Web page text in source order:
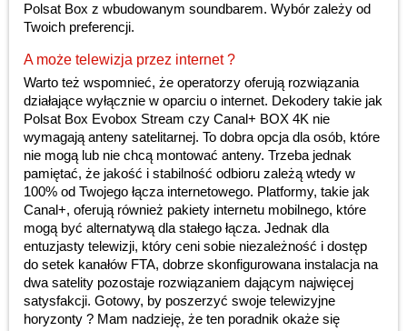
Polsat Box z wbudowanym soundbarem. Wybór zależy od
Twoich preferencji.
A może telewizja przez internet ?
Warto też wspomnieć, że operatorzy oferują rozwiązania
działające wyłącznie w oparciu o internet. Dekodery takie jak
Polsat Box Evobox Stream czy Canal+ BOX 4K nie
wymagają anteny satelitarnej. To dobra opcja dla osób, które
nie mogą lub nie chcą montować anteny. Trzeba jednak
pamiętać, że jakość i stabilność odbioru zależą wtedy w
100% od Twojego łącza internetowego. Platformy, takie jak
Canal+, oferują również pakiety internetu mobilnego, które
mogą być alternatywą dla stałego łącza. Jednak dla
entuzjasty telewizji, który ceni sobie niezależność i dostęp
do setek kanałów FTA, dobrze skonfigurowana instalacja na
dwa satelity pozostaje rozwiązaniem dającym najwięcej
satysfakcji. Gotowy, by poszerzyć swoje telewizyjne
horyzonty ? Mam nadzieję, że ten poradnik okaże się